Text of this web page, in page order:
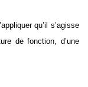
qu’il s’agisse
de fonction, d’une